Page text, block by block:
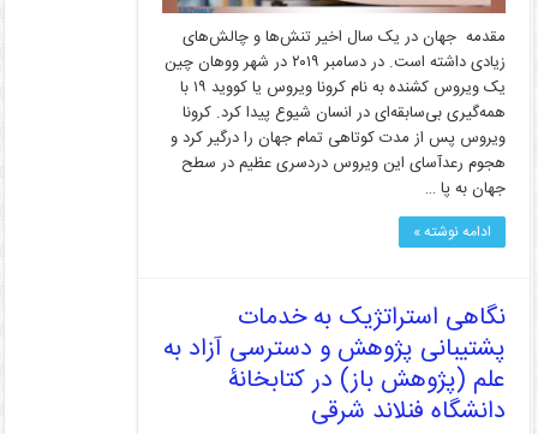
مقدمه جهان در یک سال اخیر تنش‌ها و چالش‌های
زیادی داشته است. در دسامبر ۲۰۱۹ در شهر ووهان چین
یک ویروس کشنده به نام کرونا ویروس یا کووید ۱۹ با
همه‌گیری بی‌سابقه‌ای در انسان شیوع پیدا کرد. کرونا
ویروس پس از مدت کوتاهی تمام جهان را درگیر کرد و
هجوم رعدآسای این ویروس دردسری عظیم در سطح
جهان به پا …
ادامه نوشته »
نگاهی استراتژیک به خدمات
پشتیبانی پژوهش و دسترسی آزاد به
علم (پژوهش باز) در کتابخانۀ
دانشگاه فنلاند شرقی